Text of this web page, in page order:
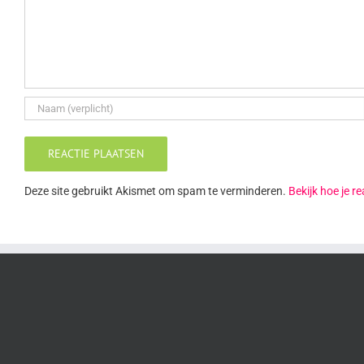
Deze site gebruikt Akismet om spam te verminderen. Bekijk hoe je